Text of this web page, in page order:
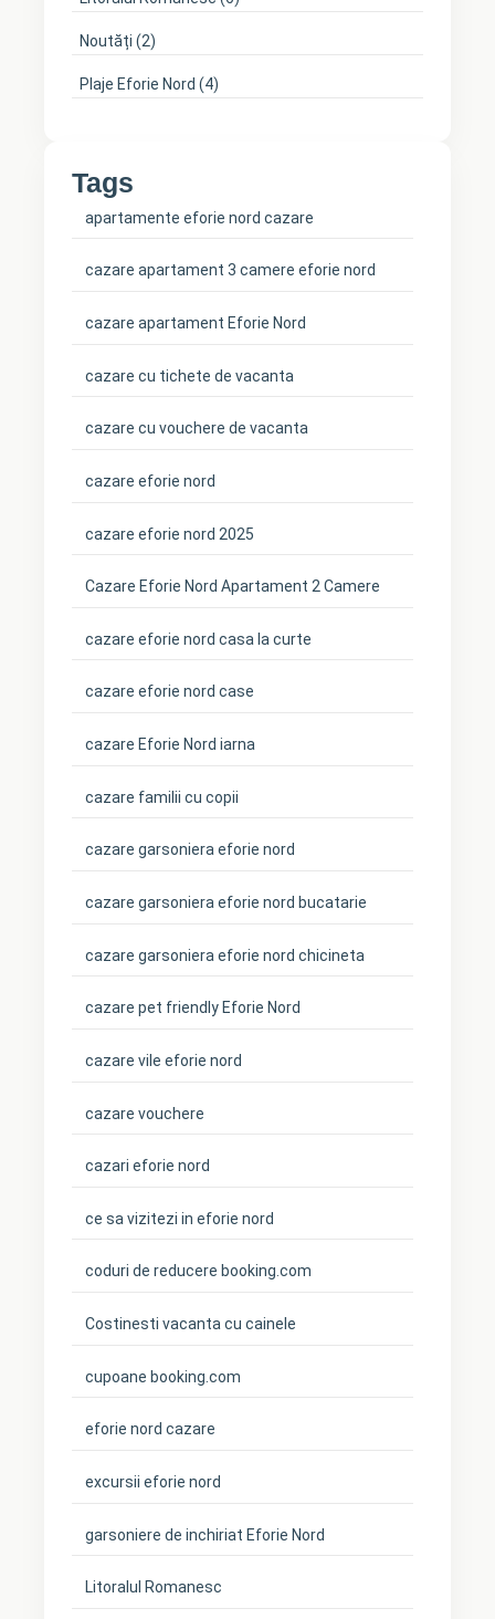
Noutăți (2)
Plaje Eforie Nord (4)
Tags
apartamente eforie nord cazare
cazare apartament 3 camere eforie nord
cazare apartament Eforie Nord
cazare cu tichete de vacanta
cazare cu vouchere de vacanta
cazare eforie nord
cazare eforie nord 2025
Cazare Eforie Nord Apartament 2 Camere
cazare eforie nord casa la curte
cazare eforie nord case
cazare Eforie Nord iarna
cazare familii cu copii
cazare garsoniera eforie nord
cazare garsoniera eforie nord bucatarie
cazare garsoniera eforie nord chicineta
cazare pet friendly Eforie Nord
cazare vile eforie nord
cazare vouchere
cazari eforie nord
ce sa vizitezi in eforie nord
coduri de reducere booking.com
Costinesti vacanta cu cainele
cupoane booking.com
eforie nord cazare
excursii eforie nord
garsoniere de inchiriat Eforie Nord
Litoralul Romanesc